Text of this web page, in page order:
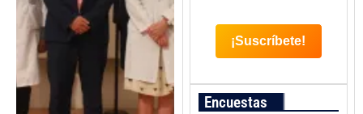
Encuestas